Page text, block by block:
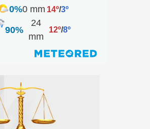
0%0 mm 14º/3º
90%
24
mm
12º/8º